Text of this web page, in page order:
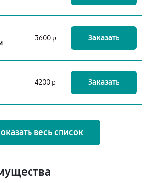
3600 р Заказать
4200 р Заказать
весь список